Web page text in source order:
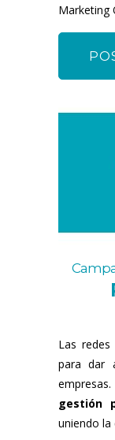
Marketing
Las
para dar
gestión
uniendo la